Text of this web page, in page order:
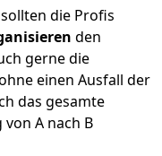
die Profis
den
gerne die
einen Ausfall der
das gesamte
A nach B